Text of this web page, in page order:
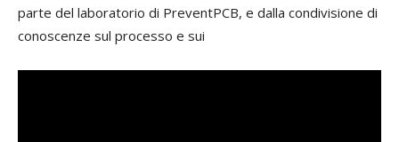
parte del laboratorio di PreventPCB, e dalla condivisione di
conoscenze sul processo e sui